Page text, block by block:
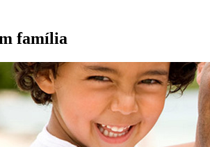
família